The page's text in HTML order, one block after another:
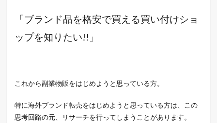
「ブランド品を格安で買える買い付けショ
ップを知りたい!!」
これから副業物販をはじめようと思っている方。
特に海外ブランド転売をはじめようと思っている方は、この
思考回路の元、リサーチを行ってしまうことがあります。